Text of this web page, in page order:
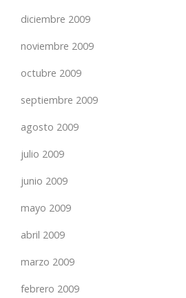
diciembre 2009
noviembre 2009
octubre 2009
septiembre 2009
agosto 2009
julio 2009
junio 2009
mayo 2009
abril 2009
marzo 2009
febrero 2009